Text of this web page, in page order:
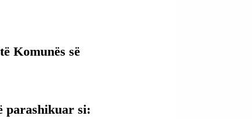
Komunës së
parashikuar si: